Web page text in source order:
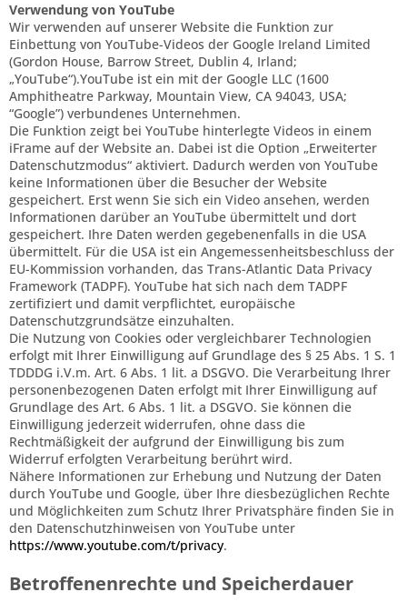
Verwendung von YouTube
Wir verwenden auf unserer Website die Funktion zur
Einbettung von YouTube-Videos der Google Ireland Limited
(Gordon House, Barrow Street, Dublin 4, Irland;
„YouTube“).YouTube ist ein mit der Google LLC (1600
Amphitheatre Parkway, Mountain View, CA 94043, USA;
“Google”) verbundenes Unternehmen.
Die Funktion zeigt bei YouTube hinterlegte Videos in einem
iFrame auf der Website an. Dabei ist die Option „Erweiterter
Datenschutzmodus“ aktiviert. Dadurch werden von YouTube
keine Informationen über die Besucher der Website
gespeichert. Erst wenn Sie sich ein Video ansehen, werden
Informationen darüber an YouTube übermittelt und dort
gespeichert. Ihre Daten werden gegebenenfalls in die USA
übermittelt. Für die USA ist ein Angemessenheitsbeschluss der
EU-Kommission vorhanden, das Trans-Atlantic Data Privacy
Framework (TADPF). YouTube hat sich nach dem TADPF
zertifiziert und damit verpflichtet, europäische
Datenschutzgrundsätze einzuhalten.
Die Nutzung von Cookies oder vergleichbarer Technologien
erfolgt mit Ihrer Einwilligung auf Grundlage des § 25 Abs. 1 S. 1
TDDDG i.V.m. Art. 6 Abs. 1 lit. a DSGVO. Die Verarbeitung Ihrer
personenbezogenen Daten erfolgt mit Ihrer Einwilligung auf
Grundlage des Art. 6 Abs. 1 lit. a DSGVO. Sie können die
Einwilligung jederzeit widerrufen, ohne dass die
Rechtmäßigkeit der aufgrund der Einwilligung bis zum
Widerruf erfolgten Verarbeitung berührt wird.
Nähere Informationen zur Erhebung und Nutzung der Daten
durch YouTube und Google, über Ihre diesbezüglichen Rechte
und Möglichkeiten zum Schutz Ihrer Privatsphäre finden Sie in
den Datenschutzhinweisen von YouTube unter
https://www.youtube.com/t/privacy.
Betroffenenrechte und Speicherdauer